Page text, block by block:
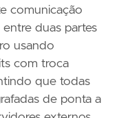
comunicação
duas partes
usando
com troca
que todas
de ponta a